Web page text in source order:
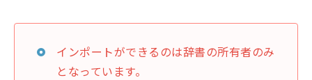
インポートができるのは辞書の所有者のみ
となっています。